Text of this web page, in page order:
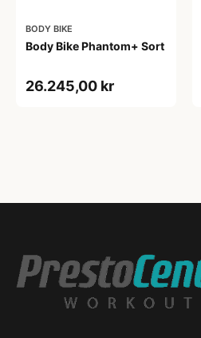
BODY BIKE
Body Bike Phantom+ Sort
26.245,00 kr